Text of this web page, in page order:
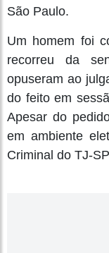
São Paulo.
Um homem foi
recorreu da
opuseram ao
do feito em
Apesar do
em ambiente
Criminal do TJ-